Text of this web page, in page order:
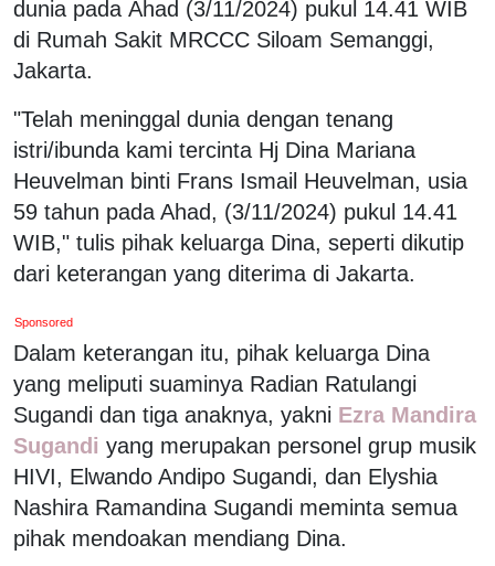
dunia pada Ahad (3/11/2024) pukul 14.41 WIB
di Rumah Sakit MRCCC Siloam Semanggi,
Jakarta.
"Telah meninggal dunia dengan tenang
istri/ibunda kami tercinta Hj Dina Mariana
Heuvelman binti Frans Ismail Heuvelman, usia
59 tahun pada Ahad, (3/11/2024) pukul 14.41
WIB," tulis pihak keluarga Dina, seperti dikutip
dari keterangan yang diterima di Jakarta.
Sponsored
Dalam keterangan itu, pihak keluarga Dina
yang meliputi suaminya Radian Ratulangi
Sugandi dan tiga anaknya, yakni Ezra Mandira
Sugandi yang merupakan personel grup musik
HIVI, Elwando Andipo Sugandi, dan Elyshia
Nashira Ramandina Sugandi meminta semua
pihak mendoakan mendiang Dina.